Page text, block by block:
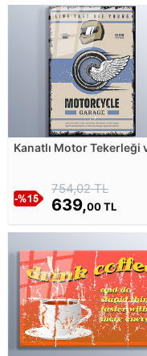
Kanatlı Motor Tekerleği
754,02 TL
639,00 TL